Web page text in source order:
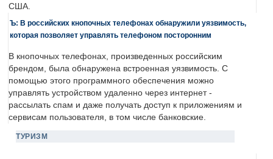
США.
Ъ: В российских кнопочных телефонах обнаружили уязвимость,
которая позволяет управлять телефоном посторонним
В кнопочных телефонах, произведенных российским
брендом, была обнаружена встроенная уязвимость. С
помощью этого программного обеспечения можно
управлять устройством удаленно через интернет -
рассылать спам и даже получать доступ к приложениям и
сервисам пользователя, в том числе банковские.
ТУРИЗМ